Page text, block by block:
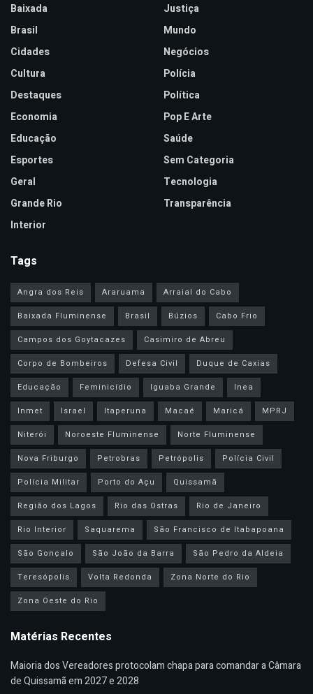
Baixada
Brasil
Cidades
Cultura
Destaques
Economia
Educação
Esportes
Geral
Grande Rio
Interior
Justiça
Mundo
Negócios
Polícia
Política
Pop E Arte
Saúde
Sem Categoria
Tecnologia
Transparência
Tags
Angra dos Reis Araruama
Arraial do Cabo
Baixada Fluminense
Brasil Búzios
Cabo Frio
Campos dos Goytacazes
Casimiro de Abreu
Corpo de Bombeiros
Defesa Civil
Duque de Caxias
Educação
Feminicídio Iguaba Grande
Inea
Inmet
Israel Itaperuna Macaé Maricá
MPRJ
Niterói
Noroeste Fluminense
Norte Fluminense
Nova Friburgo
Petrobras Petrópolis
Polícia Civil
Polícia Militar
Porto do Açu
Quissamã
Região dos Lagos
Rio das Ostras
Rio de Janeiro
Rio Interior
Saquarema
São Francisco de Itabapoana
São Gonçalo
São João da Barra
São Pedro da Aldeia
Teresópolis
Volta Redonda
Zona Norte do Rio
Zona Oeste do Rio
Matérias Recentes
Maioria dos Vereadores protocolam chapa para comandar a Câmara
de Quissamã em 2027 e 2028